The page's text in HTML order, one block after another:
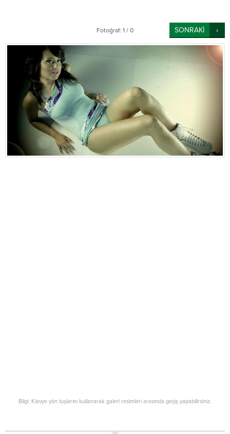
Fotoğraf: 1 / 0 SONRAKİ
Bilgi: Klavye yön tuşlarını kullanarak galeri resimleri arasında geçiş yapabilirsiniz.